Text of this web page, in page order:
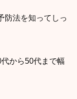
防法を知ってしっ
から50代まで幅